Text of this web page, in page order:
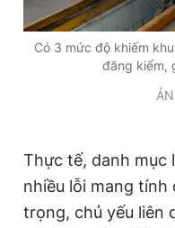
Có 3 mức độ khiếm
đăng kiểm,
Thực tế, danh mục
nhiều lỗi mang tính
trọng, chủ yếu liên